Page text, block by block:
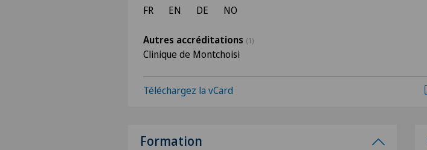
FR
EN DE NO
Autres accréditations (1)
Clinique de Montchoisi
Téléchargez la vCard
Formation